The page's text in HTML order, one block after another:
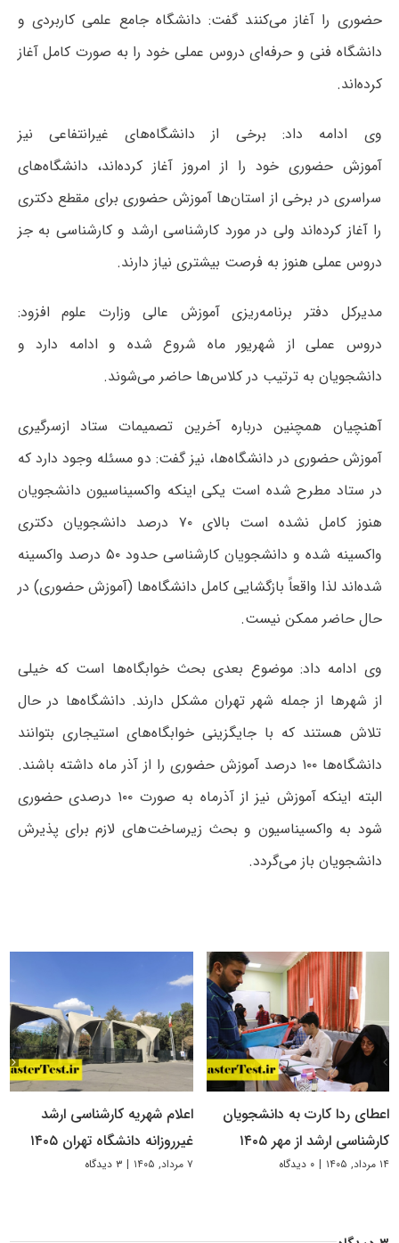
حضوری را آغاز می‌کنند گفت: دانشگاه جامع علمی کاربردی و
دانشگاه فنی و حرفه‌ای دروس عملی خود را به صورت کامل آغاز
کرده‌اند.
وی ادامه داد: برخی از دانشگاه‌های غیرانتفاعی نیز
آموزش حضوری خود را از امروز آغاز کرده‌اند، دانشگاه‌های
سراسری در برخی از استان‌ها آموزش حضوری برای مقطع دکتری
را آغاز کرده‌اند ولی در مورد کارشناسی ارشد و کارشناسی به جز
دروس عملی هنوز به فرصت بیشتری نیاز دارند.
مدیرکل دفتر برنامه‌ریزی آموزش عالی وزارت علوم افزود:
دروس عملی از شهریور ماه شروع شده و ادامه دارد و
دانشجویان به ترتیب در کلاس‌ها حاضر می‌شوند.
آهنچیان همچنین درباره آخرین تصمیمات ستاد ازسرگیری
آموزش حضوری در دانشگاه‌ها، نیز گفت: دو مسئله وجود دارد که
در ستاد مطرح شده است یکی اینکه واکسیناسیون دانشجویان
هنوز کامل نشده است بالای ۷۰ درصد دانشجویان دکتری
واکسینه شده و دانشجویان کارشناسی حدود ۵۰ درصد واکسینه
شده‌اند لذا واقعاً بازگشایی کامل دانشگاه‌ها (آموزش حضوری) در
حال حاضر ممکن نیست.
وی ادامه داد: موضوع بعدی بحث خوابگاه‌ها است که خیلی
از شهرها از جمله شهر تهران مشکل دارند. دانشگاه‌ها در حال
تلاش هستند که با جایگزینی خوابگاه‌های استیجاری بتوانند
دانشگاه‌ها ۱۰۰ درصد آموزش حضوری را از آذر ماه داشته باشند.
البته اینکه آموزش نیز از آذرماه به صورت ۱۰۰ درصدی حضوری
شود به واکسیناسیون و بحث زیرساخت‌های لازم برای پذیرش
دانشجویان باز می‌گردد.
اعطای ردا کارت به دانشجویان
کارشناسی ارشد از مهر ۱۴۰۵
۱۴ مرداد, ۱۴۰۵ | ۰ دیدگاه
اعلام شهریه کارشناسی ارشد
غیرروزانه دانشگاه تهران ۱۴۰۵
۷ مرداد, ۱۴۰۵ | ۳ دیدگاه